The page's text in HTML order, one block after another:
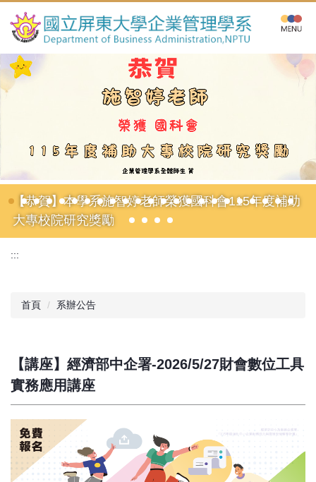
到
主
要
內
容
【恭賀】本學系施智婷老師榮獲國科會115年度補助
大專校院研究獎勵
:::
首頁 系辦公告
【講座】經濟部中企署-2026/5/27財會數位工具
實務應用講座